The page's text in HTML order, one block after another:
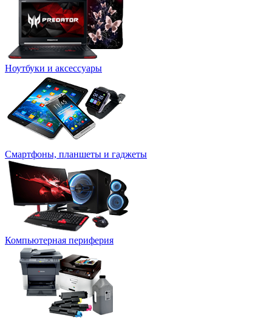
Ноутбуки и аксессуары
Смартфоны, планшеты и гаджеты
Компьютерная периферия